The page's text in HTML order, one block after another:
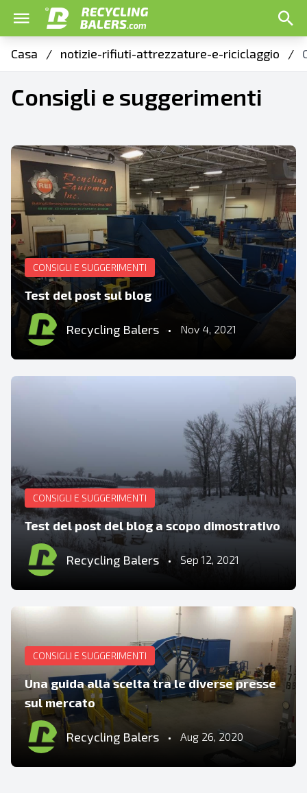
Casa / notizie-rifiuti-attrezzature-e-riciclaggio /
Consigli e suggerimenti
Come sbloccare in
sicurezza una pressa per
cartone
Recycling Balers • Apr 20, 2022
CONSIGLI E SUGGERIMENTI
balla?
Recycling Balers • Mar 23, 2022
CONSIGLI E SUGGERIMENTI
Test del post sul blog
Recycling Balers • Nov 4, 2021
CONSIGLI E SUGGERIMENTI
Test del post del blog a scopo dimostrativo
Recycling Balers • Sep 12, 2021
CONSIGLI E SUGGERIMENTI
Una guida alla scelta tra le diverse presse
sul mercato
Recycling Balers • Aug 26, 2020